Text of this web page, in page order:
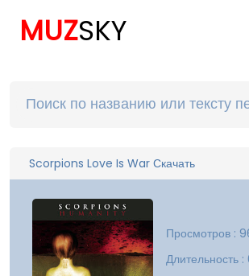
MUZSKY
Scorpions Love Is War Скачать
Просмотров :
Длительность :